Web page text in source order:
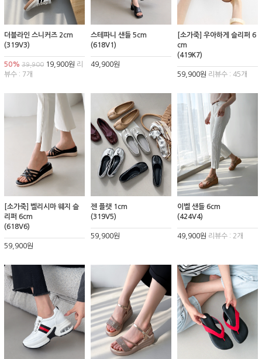
더블라인 스니커즈 2cm
(319V3)
50% 39,900 19,900원 리
뷰수 : 7개
스테파니 샌들 5cm
(618V1)
49,900원
[소가죽] 우아하게 슬리퍼 6
cm
(419K7)
59,900원 리뷰수 : 45개
[소가죽] 벨리시마 웨지 슬
리퍼 6cm
(618V6)
59,900원
젠 플랫 1cm
(319V5)
59,900원
이벨 샌들 6cm
(424V4)
49,900원 리뷰수 : 2개